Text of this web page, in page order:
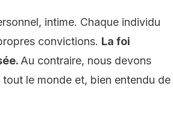
intime. Chaque individu
convictions. La foi
Au contraire, nous devons
le monde et, bien entendu de